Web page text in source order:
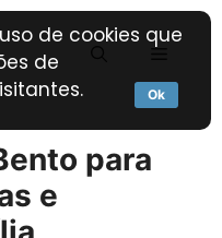
para
e
de cookies que
de
Ok